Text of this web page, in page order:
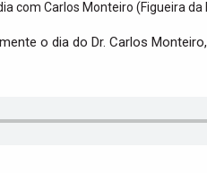
o dia do Dr. Carlos